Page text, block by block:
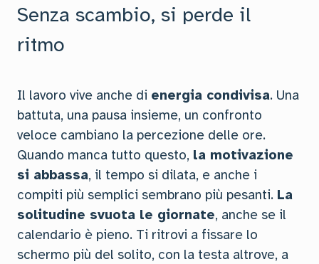
Senza scambio, si perde il
ritmo
Il lavoro vive anche di energia condivisa. Una
battuta, una pausa insieme, un confronto
veloce cambiano la percezione delle ore.
Quando manca tutto questo, la motivazione
si abbassa, il tempo si dilata, e anche i
compiti più semplici sembrano più pesanti. La
solitudine svuota le giornate, anche se il
calendario è pieno. Ti ritrovi a fissare lo
schermo più del solito, con la testa altrove, a